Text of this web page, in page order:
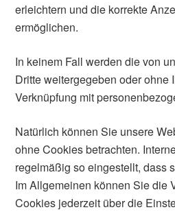
erleichtern und die korrekte
ermöglichen.
In keinem Fall werden die von
Dritte weitergegeben oder
Verknüpfung mit
Natürlich können Sie unsere
ohne Cookies betrachten.
regelmäßig so eingestellt, dass
Im Allgemeinen können Sie die
Cookies jederzeit über die